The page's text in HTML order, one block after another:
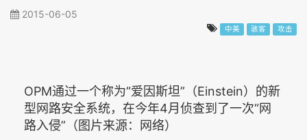
2015-06-05
中美 骇客 攻击
OPM通过一个称为“爱因斯坦”（Einstein）的新
型网路安全系统，在今年4月侦查到了一次“网
路入侵”（图片来源：网络）